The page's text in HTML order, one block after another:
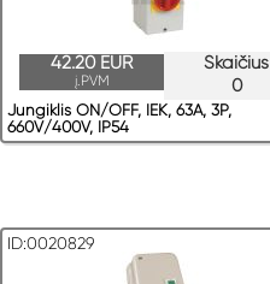
Skaičius
0
42.20 EUR
į.PVM
Jungiklis ON/OFF, IEK, 63A, 3P,
660V/400V, IP54
ID:0020829